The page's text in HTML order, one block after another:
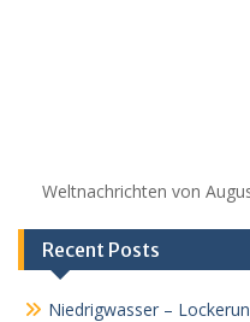
Weltnachrichten von
Recent Posts
Niedrigwasser –